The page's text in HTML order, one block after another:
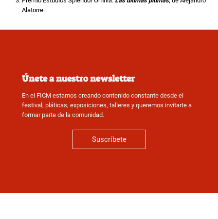
Alatorre.
Únete a nuestro newsletter
En el FICM estamos creando contenido constante desde el
festival, pláticas, exposiciones, talleres y queremos invitarte a
formar parte de la comunidad.
Suscríbete